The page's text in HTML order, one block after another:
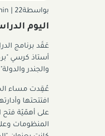
بواسطةMada Admin22 مارس 2023
اليوم الدراسيّ
عَقَد برنامج
أستاذ كرسي
والجندر والدولة" يومَيِ
عُقِدت مساء
افتتحتها
على أهمّيّة فتح
المنظومات